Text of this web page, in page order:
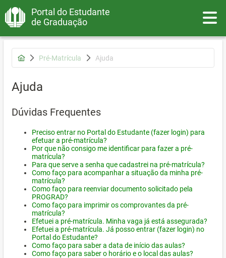
Portal do Estudante
de Graduação
Pré-Matrícula Ajuda
Ajuda
Dúvidas Frequentes
Preciso entrar no Portal do Estudante (fazer login) para
efetuar a pré-matrícula?
Por que não consigo me identificar para fazer a pré-
matrícula?
Para que serve a senha que cadastrei na pré-matrícula?
Como faço para acompanhar a situação da minha pré-
matrícula?
Como faço para reenviar documento solicitado pela
PROGRAD?
Como faço para imprimir os comprovantes da pré-
matrícula?
Efetuei a pré-matrícula. Minha vaga já está assegurada?
Efetuei a pré-matrícula. Já posso entrar (fazer login) no
Portal do Estudante?
Como faço para saber a data de início das aulas?
Como faço para saber o horário e o local das aulas?